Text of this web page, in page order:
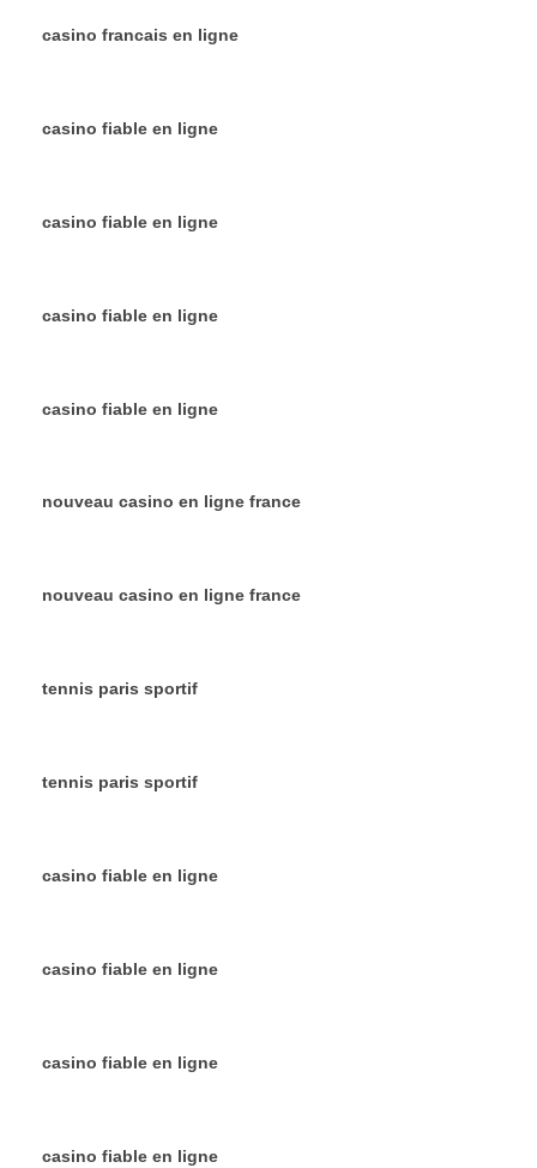
casino francais en ligne
casino fiable en ligne
casino fiable en ligne
casino fiable en ligne
casino fiable en ligne
nouveau casino en ligne france
nouveau casino en ligne france
tennis paris sportif
tennis paris sportif
casino fiable en ligne
casino fiable en ligne
casino fiable en ligne
casino fiable en ligne